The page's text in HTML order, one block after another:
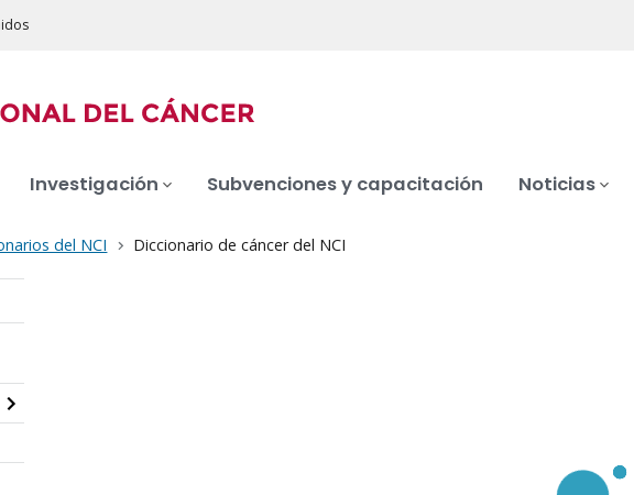
Investigación Subvenciones y capacitación Noticias
del NCI Diccionario de cáncer del NCI